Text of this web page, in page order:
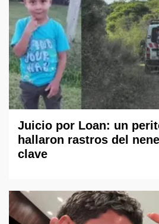
Juicio por Loan: un
hallaron rastros del
clave